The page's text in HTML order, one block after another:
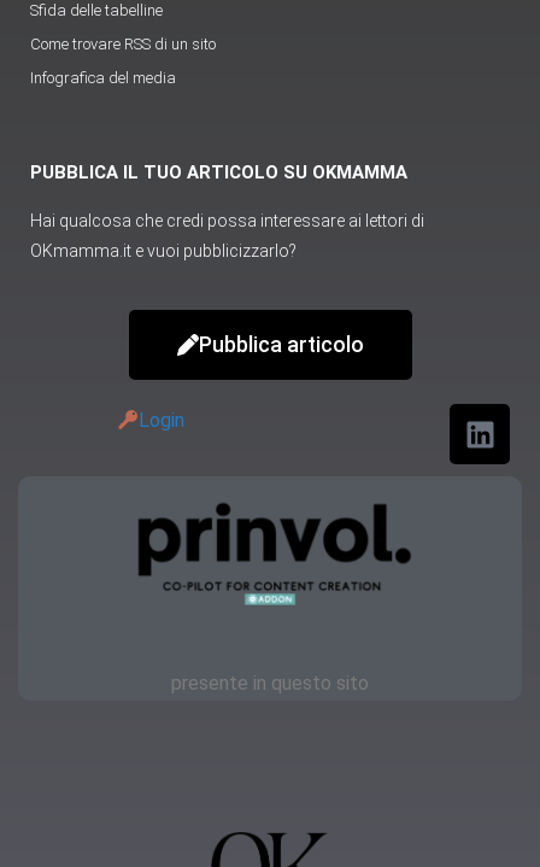
Sfida delle tabelline
Come trovare RSS di un sito
Infografica del media
PUBBLICA IL TUO ARTICOLO SU OKMAMMA
Hai qualcosa che credi possa interessare ai lettori di
OKmamma.it e vuoi pubblicizzarlo?
Pubblica articolo
Login
presente in questo sito